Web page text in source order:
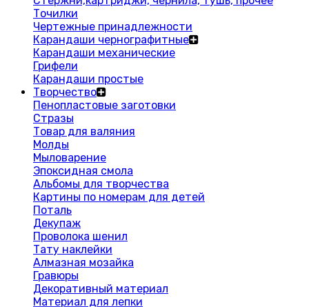
Точилки
Чертежные принадлежности
Карандаши чернографитные
Карандаши механические
Грифели
Карандаши простые
Творчество
Пенопластовые заготовки
Стразы
Товар для валяния
Молды
Мыловарение
Эпоксидная смола
Альбомы для творчества
Картины по номерам для детей
Поталь
Декупаж
Проволока шенил
Тату наклейки
Алмазная мозайка
Гравюры
Декоративный материал
Материал для лепки